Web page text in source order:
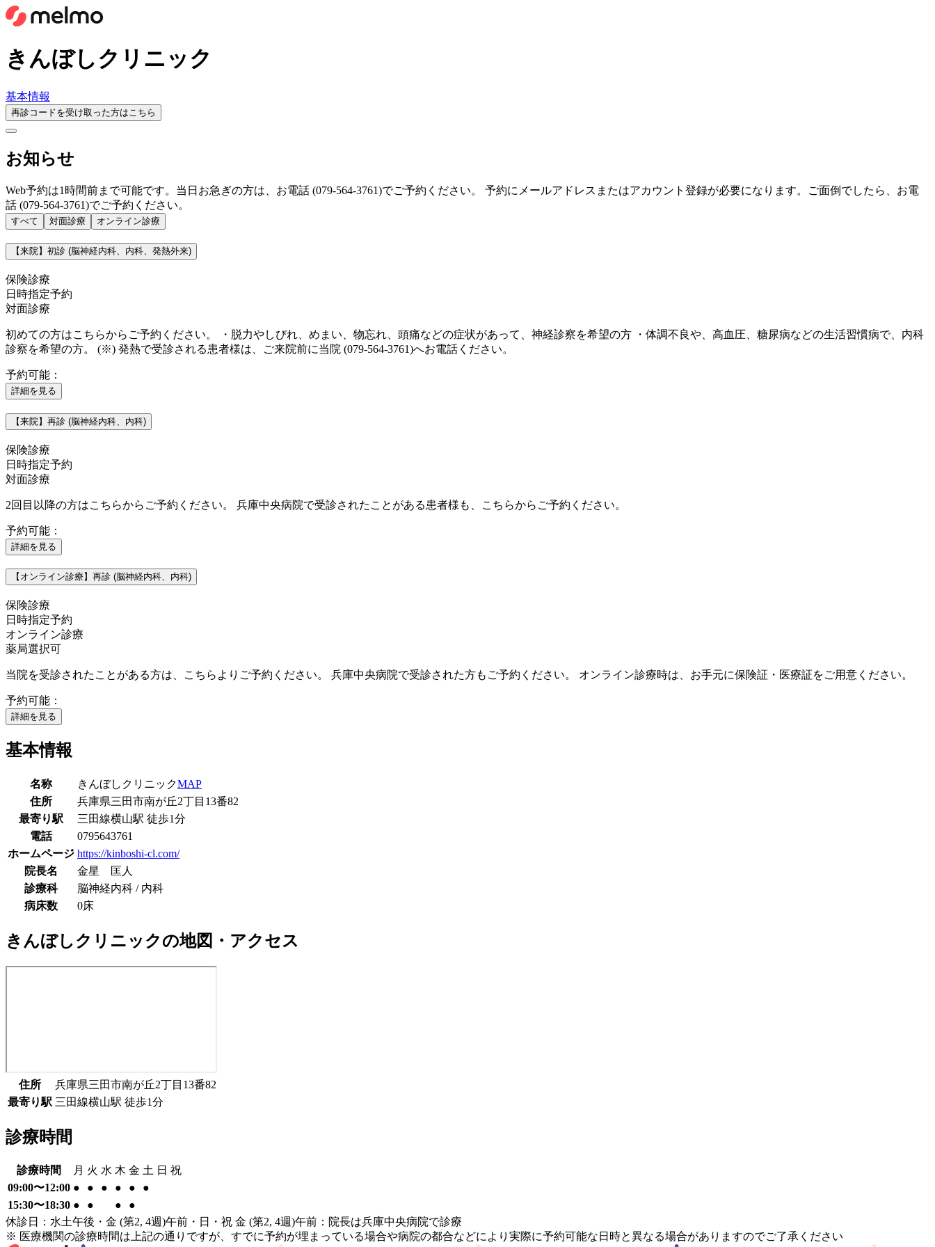
きんぼしクリニック
基本情報
再診コードを受け取った方はこちら
お知らせ
Web予約は1時間前まで可能です。当日お急ぎの方は、お電話 (079-564-3761)でご予約ください。 予約にメールアドレスまたはアカウント登録が必要になります。ご面倒でしたら、お電
話 (079-564-3761)でご予約ください。
すべて 対面診療 オンライン診療
【来院】初診 (脳神経内科、内科、発熱外来)
保険診療
日時指定予約
対面診療
初めての方はこちらからご予約ください。 ・脱力やしびれ、めまい、物忘れ、頭痛などの症状があって、神経診察を希望の方 ・体調不良や、高血圧、糖尿病などの生活習慣病で、内科
診察を希望の方。 (※) 発熱で受診される患者様は、ご来院前に当院 (079-564-3761)へお電話ください。
予約可能：
詳細を見る
【来院】再診 (脳神経内科、内科)
保険診療
日時指定予約
対面診療
2回目以降の方はこちらからご予約ください。 兵庫中央病院で受診されたことがある患者様も、こちらからご予約ください。
予約可能：
詳細を見る
【オンライン診療】再診 (脳神経内科、内科)
保険診療
日時指定予約
オンライン診療
薬局選択可
当院を受診されたことがある方は、こちらよりご予約ください。 兵庫中央病院で受診された方もご予約ください。 オンライン診療時は、お手元に保険証・医療証をご用意ください。
予約可能：
詳細を見る
基本情報
名称 きんぼしクリニックMAP
住所
兵庫県三田市南が丘2丁目13番82
最寄り駅
三田線横山駅 徒歩1分
電話
0795643761
ホームページ https://kinboshi-cl.com/
院長名
金星 匡人
診療科
脳神経内科 / 内科
病床数
0床
きんぼしクリニックの地図・アクセス
住所
兵庫県三田市南が丘2丁目13番82
最寄り駅 三田線横山駅 徒歩1分
診療時間
診療時間 月 火 水 木 金 土 日 祝
09:00〜12:00 ● ● ● ● ●
●
15:30〜18:30 ● ● ●
●
休診日：水土午後・金 (第2, 4週)午前・日・祝 金 (第2, 4週)午前：院長は兵庫中央病院で診療
※ 医療機関の診療時間は上記の通りですが、すでに予約が埋まっている場合や病院の都合などにより実際に予約可能な日時と異なる場合がありますのでご了承ください